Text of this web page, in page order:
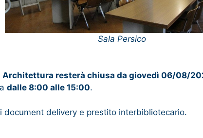
Sala Persico
Architettura resterà chiusa da giovedì 06/08/
dalle 8:00 alle 15:00.
delivery e prestito interbibliotecario.